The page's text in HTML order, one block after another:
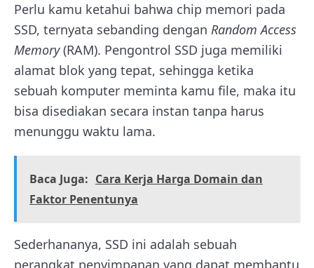
Perlu kamu ketahui bahwa chip memori pada
SSD, ternyata sebanding dengan Random Access
Memory(RAM). Pengontrol SSD juga memiliki
alamat blok yang tepat, sehingga ketika
sebuah komputer meminta kamu file, maka itu
bisa disediakan secara instan tanpa harus
menunggu waktu lama.
Baca Juga: Cara Kerja Harga Domain dan
Faktor Penentunya
Sederhananya, SSD ini adalah sebuah
perangkat penyimpanan yang dapat membantu